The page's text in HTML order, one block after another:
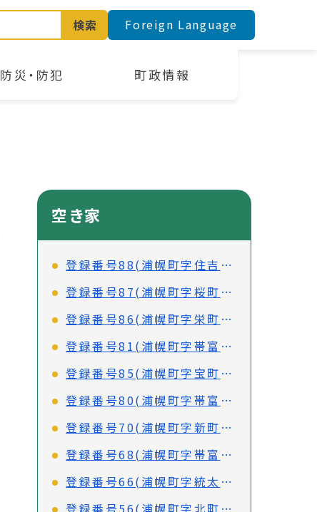
防災・防犯 町政情報
検索 Foreign Language
空き家
登録番号88(浦幌町字住吉町64-63)
登録番号87(浦幌町字桜町3番地1)
登録番号86(浦幌町字栄町18番地2)
登録番号81(浦幌町字帯富71番地4)
登録番号85(浦幌町字宝町26番地2、39番地31、39番地32)
登録番号80(浦幌町字帯富110番地3)
登録番号70(浦幌町字新町4番地1)
登録番号68(浦幌町字帯富154番地16)
登録番号66(浦幌町字統太159番地2)
登録番号56(浦幌町字北町6-14、6-15)